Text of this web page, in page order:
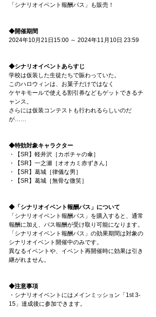
「シナリオイベント報酬パス」も販売！
◆開催期間
2024年10月21日15:00 ～ 2024年11月10日 23:59
◆シナリオイベントあらすじ
学校は仮装した生徒たちで賑わっていた。
このハロウィンは、お菓子だけではなく
ケヤキモールで使える割引券などもゲットできるチ
ャンス。
さらには仮装コンテストも行われるらしいのだ
が……
◆特効対象キャラクター
・【SR】軽井沢［カボチャの傘］
・【SR】一之瀬［オオカミ赤ずきん］
・【SR】葛城［律儀な男］
・【SR】葛城［無骨な微笑］
◆「シナリオイベント報酬パス」について
「シナリオイベント報酬パス」を購入すると、通常
報酬に加え、パス報酬が受け取り可能になります。
「シナリオイベント報酬パス」の効果期間は対象の
シナリオイベント開催中のみです。
異なるイベントや、イベント再開催時に効果は引き
継がれません。
◆注意事項
・シナリオイベントにはメインミッション「1st 3-
15」達成後に参加できます。